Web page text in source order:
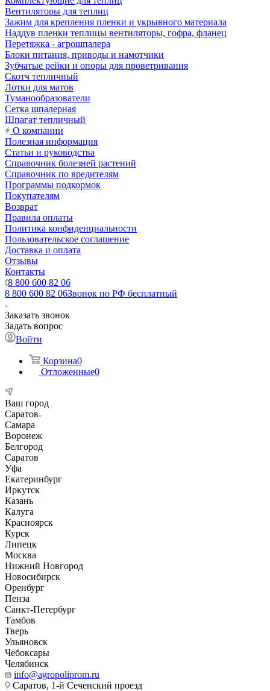
Вентиляторы для теплиц
Зажим для крепления пленки и укрывного материала
Наддув пленки теплицы вентиляторы, гофра, фланец
Перетяжка - агрошпалера
Блоки питания, приводы и намотчики
Зубчатые рейки и опоры для проветривания
Скотч тепличный
Лотки для матов
Туманообразователи
Сетка шпалерная
Шпагат тепличный
О компании
Полезная информация
Статьи и руководства
Справочник болезней растений
Справочник по вредителям
Программы подкормок
Покупателям
Возврат
Правила оплаты
Политика конфиденциальности
Пользовательское соглашение
Доставка и оплата
Отзывы
Контакты
8 800 600 82 06
8 800 600 82 06Звонок по РФ бесплатный
Заказать звонок
Задать вопрос
Войти
Корзина0
Отложенные0
Ваш город
Саратов
Самара
Воронеж
Белгород
Саратов
Уфа
Екатеринбург
Иркутск
Казань
Калуга
Красноярск
Курск
Липецк
Москва
Нижний Новгород
Новосибирск
Оренбург
Пенза
Санкт-Петербург
Тамбов
Тверь
Ульяновск
Чебоксары
Челябинск
info@agropoliprom.ru
Саратов, 1-й Сеченский проезд